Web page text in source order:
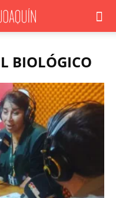
BIOLÓGICO